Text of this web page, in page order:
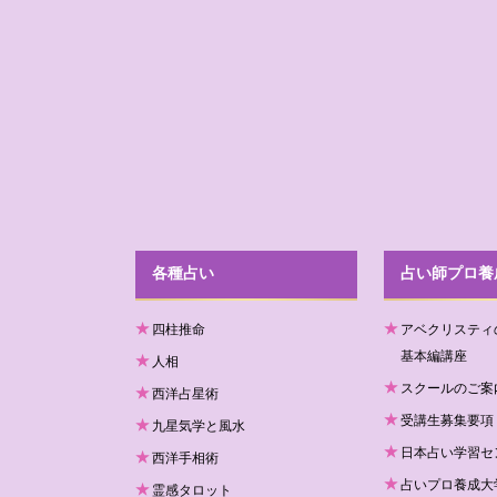
各種占い
四柱推命
人相
西洋占星術
九星気学と風水
西洋手相術
霊感タロット
占い師プロ
アベクリステ
基本編講座
スクールのご案
受講生募集要項
日本占い学習
占いプロ養成